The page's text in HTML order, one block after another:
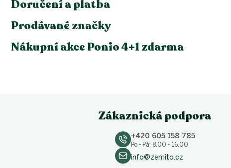
Doručení a platba
Prodávané značky
Nákupní akce Ponio 4+1 zdarma
Zákaznická podpora
+420 605 158 785
Po - Pá: 8.00 - 16.00
info@zemito.cz